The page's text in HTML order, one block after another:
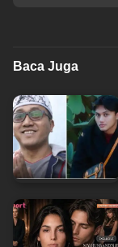
Baca Juga